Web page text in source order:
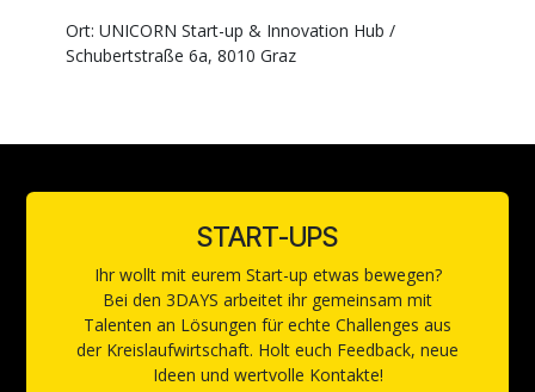
Ort: UNICORN Start-up & Innovation Hub /
Schubertstraße 6a, 8010 Graz
START-UPS
Ihr wollt mit eurem Start-up etwas bewegen?
Bei den 3DAYS arbeitet ihr gemeinsam mit
Talenten an Lösungen für echte Challenges aus
der Kreislaufwirtschaft. Holt euch Feedback, neue
Ideen und wertvolle Kontakte!